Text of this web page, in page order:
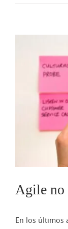
imagen
Agile no
En los últimos